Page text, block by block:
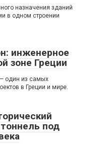
назначения зданий
в одном строении
инженерное
зоне Греции
один из самых
в Греции и мире.
под